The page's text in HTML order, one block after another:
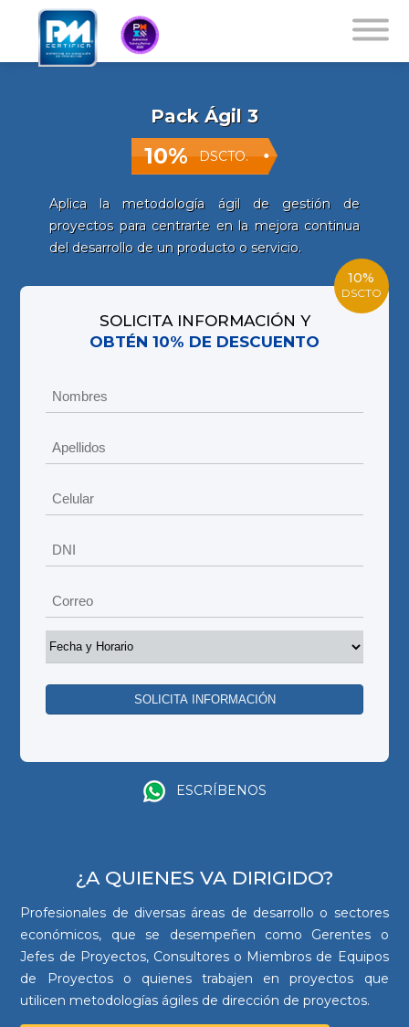
Pack Ágil 3
10% DSCTO.
Aplica la metodología ágil de gestión de
proyectos para centrarte en la mejora continua
del desarrollo de un producto o servicio.
10%
DSCTO
SOLICITA INFORMACIÓN Y
OBTÉN 10% DE DESCUENTO
ESCRÍBENOS
¿A QUIENES VA DIRIGIDO?
Profesionales de diversas áreas de desarrollo o sectores
económicos, que se desempeñen como Gerentes o
Jefes de Proyectos, Consultores o Miembros de Equipos
de Proyectos o quienes trabajen en proyectos que
utilicen metodologías ágiles de dirección de proyectos.